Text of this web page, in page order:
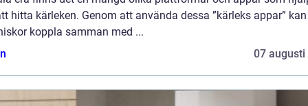
hitta kärleken. Genom att använda dessa ”kärleks appar” kan
koppla samman med ...
07 augusti